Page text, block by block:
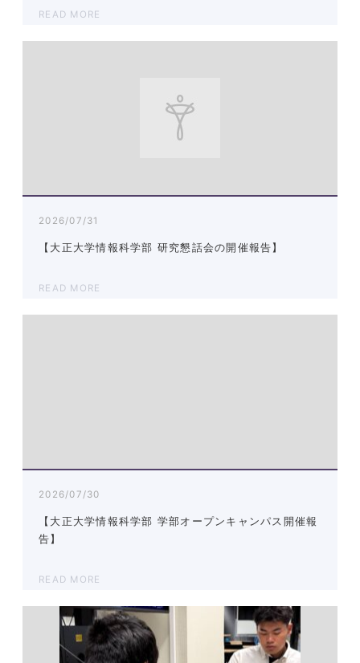
READ MORE
2026/07/31
【大正大学情報科学部 研究懇話会の開催報告】
READ MORE
2026/07/30
【大正大学情報科学部 学部オープンキャンパス開催報
告】
READ MORE